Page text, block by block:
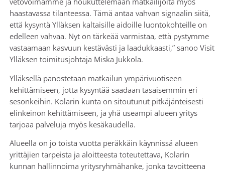
haastavassa tilanteessa. Tämä antaa vahvan signaalin siitä,
että kysyntä Ylläksen kaltaisille aidoille luontokohteille on
edelleen vahvaa. Nyt on tärkeää varmistaa, että pystymme
vastaamaan kasvuun kestävästi ja laadukkaasti,” sanoo Visit
Ylläksen toimitusjohtaja Miska Jukkola.
Ylläksellä panostetaan matkailun ympärivuotiseen
kehittämiseen, jotta kysyntää saadaan tasaisemmin eri
sesonkeihin. Kolarin kunta on sitoutunut pitkäjänteisesti
elinkeinon kehittämiseen, ja yhä useampi alueen yritys
tarjoaa palveluja myös kesäkaudella.
Alueella on jo toista vuotta peräkkäin käynnissä alueen
yrittäjien tarpeista ja aloitteesta toteutettava, Kolarin
kunnan hallinnoima yritysryhmähanke, jonka tavoitteena